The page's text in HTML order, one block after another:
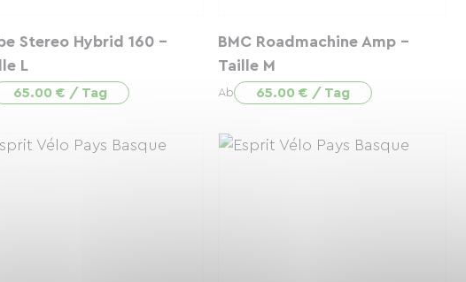
Stereo Hybrid 160 -
L
65.00 € / Tag
BMC Roadmachine Amp -
Taille M
Ab 65.00 € / Tag